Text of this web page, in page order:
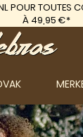
POUR TOUTES
À 49,95 €*